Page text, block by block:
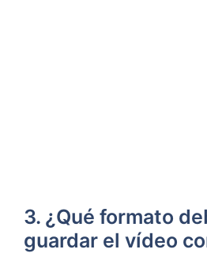
3. ¿Qué formato
guardar el vídeo